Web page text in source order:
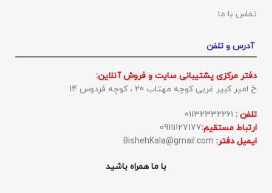
تماس با ما
آدرس و تلفن
دفتر مرکزی پشتیبانی سایت و فروش آنلاین:
خ امیر کبیر غربی کوچه مهتاب 20 ، کوچه فردوس 14
تلفن :
ارتباط مستقیم:09111127177
ایمیل دفتر:
با ما همراه باشید